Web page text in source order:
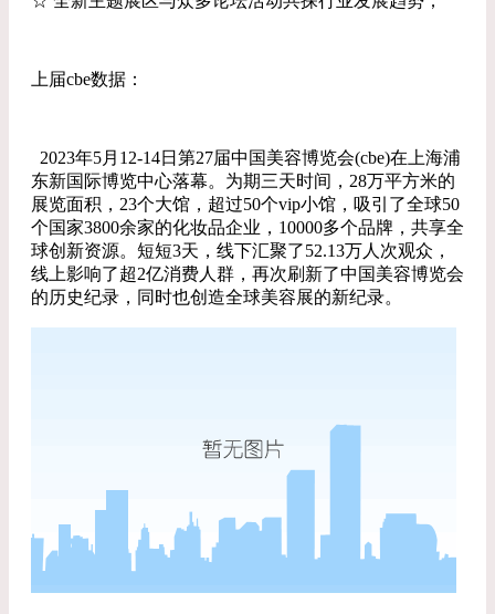
上届cbe数据：
2023年5月12-14日第27届中国美容博览会(cbe)在上海浦
东新国际博览中心落幕。为期三天时间，28万平方米的
展览面积，23个大馆，超过50个vip小馆，吸引了全球50
个国家3800余家的化妆品企业，10000多个品牌，共享全
球创新资源。短短3天，线下汇聚了52.13万人次观众，
线上影响了超2亿消费人群，再次刷新了中国美容博览会
的历史纪录，同时也创造全球美容展的新纪录。